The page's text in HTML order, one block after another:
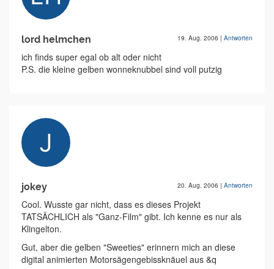
lord helmchen 19. Aug. 2006 | Antworten
ich finds super egal ob alt oder nicht
P.S. die kleine gelben wonneknubbel sind voll putzig
jokey 20. Aug. 2006 | Antworten
Cool. Wusste gar nicht, dass es dieses Projekt
TATSÄCHLICH als "Ganz-Film" gibt. Ich kenne es nur als
Klingelton.
Gut, aber die gelben "Sweeties" erinnern mich an diese
digital animierten Motorsägengebissknäuel aus &q